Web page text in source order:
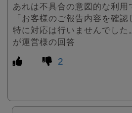
あれは不具合の意図的な利用
「お客様のご報告内容を確
特に対応は行いませんでした
が運営様の回答
2